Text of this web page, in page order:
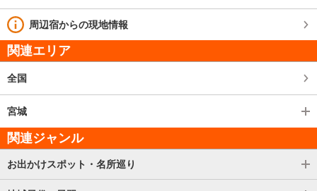
周辺宿からの現地情報
関連エリア
全国
宮城
関連ジャンル
お出かけスポット・名所巡り